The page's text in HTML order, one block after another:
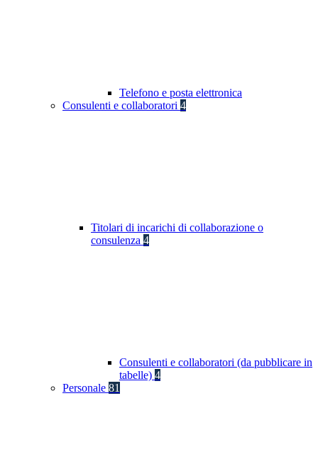
Telefono e posta elettronica
Consulenti e collaboratori 4
Titolari di incarichi di collaborazione o
consulenza 4
Consulenti e collaboratori (da pubblicare in
tabelle) 4
Personale 81